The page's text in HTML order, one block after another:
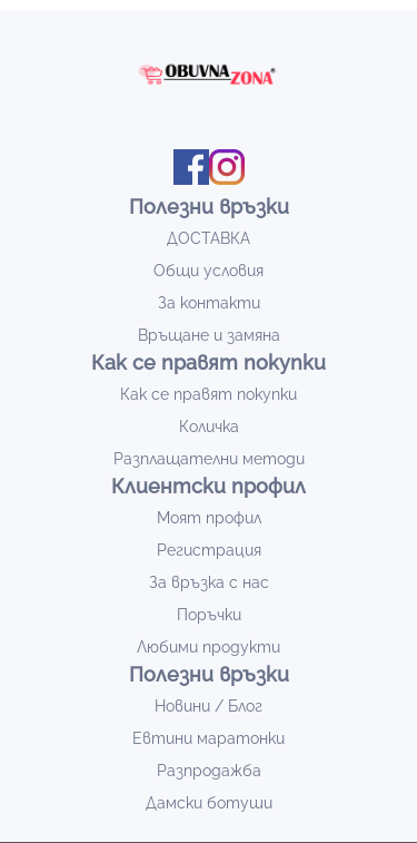
Полезни връзки
ДОСТАВКА
Общи условия
За контакти
Връщане и замяна
Как се правят покупки
Как се правят покупки
Количка
Разплащателни методи
Клиентски профил
Моят профил
Регистрация
За връзка с нас
Поръчки
Любими продукти
Полезни връзки
Новини / Блог
Евтини маратонки
Разпродажба
Дамски ботуши